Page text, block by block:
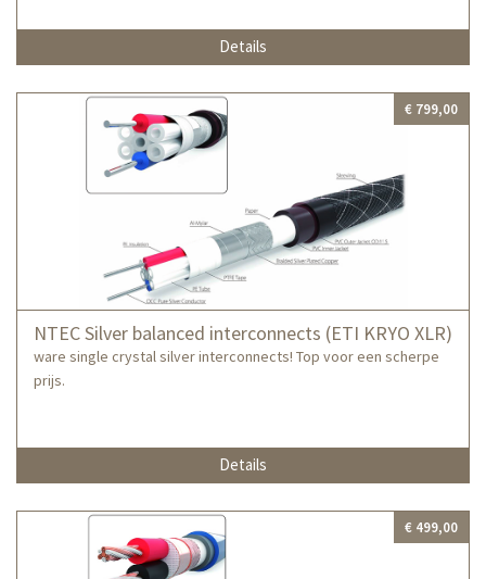
Details
NTEC Silver balanced interconnects (ETI KRYO XLR)
ware single crystal silver interconnects! Top voor een scherpe
prijs.
€ 799,00
Details
€ 499,00